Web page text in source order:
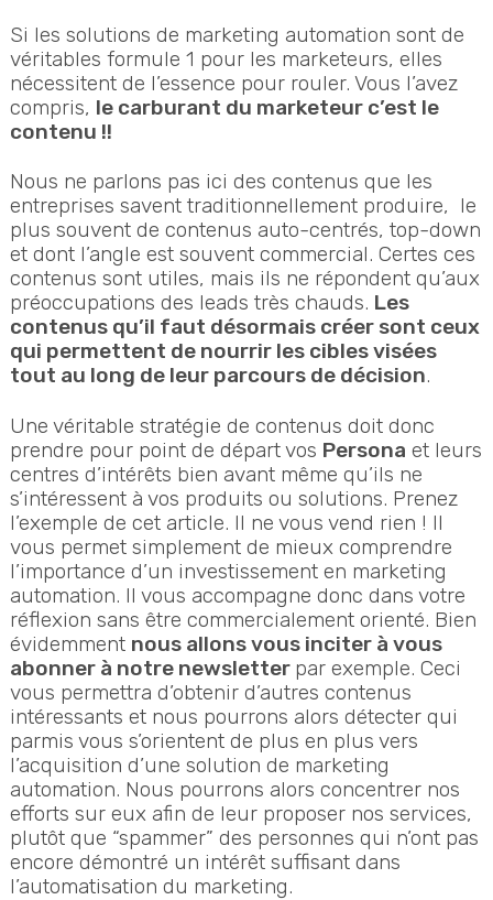
Si les solutions de marketing automation sont de
véritables formule 1 pour les marketeurs, elles
nécessitent de l’essence pour rouler. Vous l’avez
compris, le carburant du marketeur c’est le
contenu !!
Nous ne parlons pas ici des contenus que les
entreprises savent traditionnellement produire, le
plus souvent de contenus auto-centrés, top-down
et dont l’angle est souvent commercial. Certes ces
contenus sont utiles, mais ils ne répondent qu’aux
préoccupations des leads très chauds. Les
contenus qu’il faut désormais créer sont ceux
qui permettent de nourrir les cibles visées
tout au long de leur parcours de décision.
Une véritable stratégie de contenus doit donc
prendre pour point de départ vos Persona et leurs
centres d’intérêts bien avant même qu’ils ne
s’intéressent à vos produits ou solutions. Prenez
l’exemple de cet article. Il ne vous vend rien ! Il
vous permet simplement de mieux comprendre
l’importance d’un investissement en marketing
automation. Il vous accompagne donc dans votre
réflexion sans être commercialement orienté. Bien
évidemment nous allons vous inciter à vous
abonner à notre newsletter par exemple. Ceci
vous permettra d’obtenir d’autres contenus
intéressants et nous pourrons alors détecter qui
parmis vous s’orientent de plus en plus vers
l’acquisition d’une solution de marketing
automation. Nous pourrons alors concentrer nos
efforts sur eux afin de leur proposer nos services,
plutôt que “spammer” des personnes qui n’ont pas
encore démontré un intérêt suffisant dans
l’automatisation du marketing.